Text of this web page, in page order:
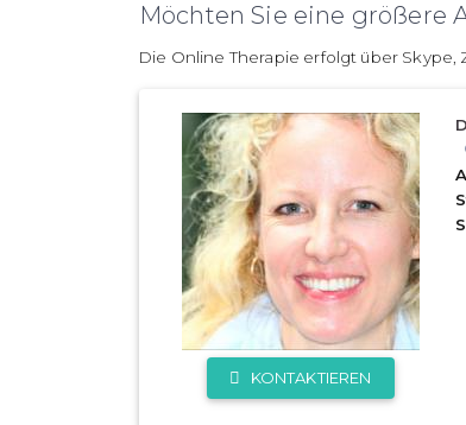
Möchten Sie eine größere
Die Online Therapie erfolgt über
KONTAKTIEREN